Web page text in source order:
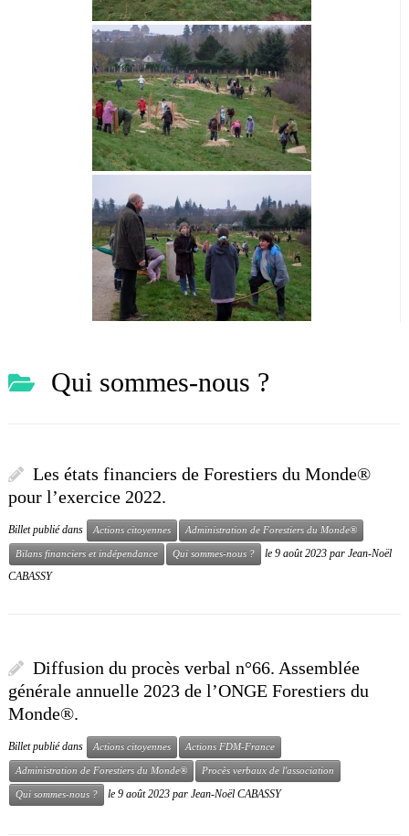
Qui sommes-nous ?
Les états financiers de Forestiers du Monde®
pour l’exercice 2022.
Billet publié dans Actions citoyennes Administration de Forestiers du Monde®
Bilans financiers et indépendance Qui sommes-nous ? le 9 août 2023 par Jean-Noël
CABASSY
Diffusion du procès verbal n°66. Assemblée
générale annuelle 2023 de l’ONGE Forestiers du
Monde®.
Billet publié dans Actions citoyennes Actions FDM-France
Administration de Forestiers du Monde® Procès verbaux de l'association
Qui sommes-nous ? le 9 août 2023 par Jean-Noël CABASSY